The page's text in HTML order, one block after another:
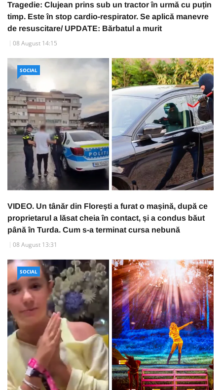
Tragedie: Clujean prins sub un tractor în urmă cu puțin
timp. Este în stop cardio-respirator. Se aplică manevre
de resuscitare/ UPDATE: Bărbatul a murit
08 August 14:15
SOCIAL
VIDEO. Un tânăr din Florești a furat o mașină, după ce
proprietarul a lăsat cheia în contact, și a condus băut
până în Turda. Cum s-a terminat cursa nebună
08 August 13:31
SOCIAL